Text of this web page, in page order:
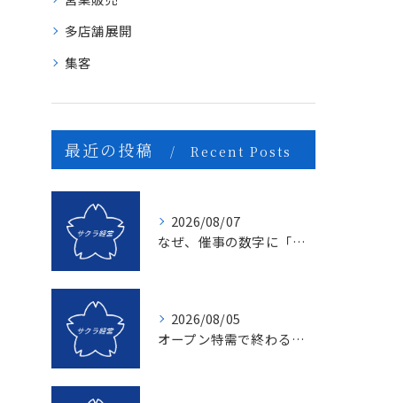
多店舗展開
集客
最近の投稿 Recent Posts
2026/08/07
なぜ、催事の数字に「ムラ」が出るのか？1億を3億にする「3つの計画表」の秘密
2026/08/05
オープン特需で終わる店、成長し続ける店の決定的な違いとは？〜新規名簿開拓の２つの方法〜